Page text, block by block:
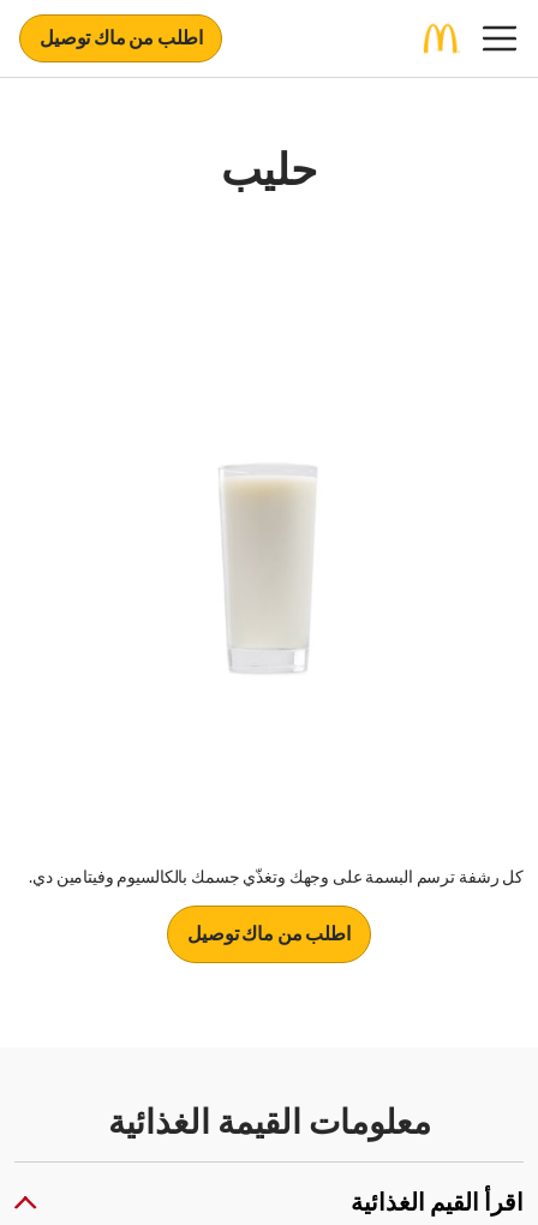
اطلب من ماك توصيل
حليب
كل رشفة ترسم البسمة على وجهك وتغذّي جسمك بالكالسيوم وفيتامين دي.
اطلب من ماك توصيل
معلومات القيمة الغذائية
اقرأ القيم الغذائية